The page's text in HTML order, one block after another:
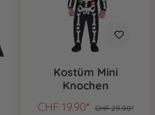
Kostüm Mini
Knochen
CHF 19.90*
CHF 29.90*